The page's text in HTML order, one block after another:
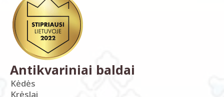
Antikvariniai baldai
Kėdės
Krėslai